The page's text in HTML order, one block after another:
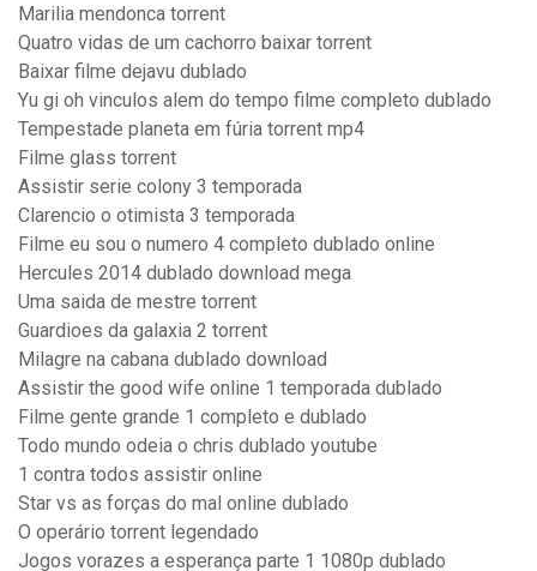
Marilia mendonca torrent
Quatro vidas de um cachorro baixar torrent
Baixar filme dejavu dublado
Yu gi oh vinculos alem do tempo filme completo dublado
Tempestade planeta em fúria torrent mp4
Filme glass torrent
Assistir serie colony 3 temporada
Clarencio o otimista 3 temporada
Filme eu sou o numero 4 completo dublado online
Hercules 2014 dublado download mega
Uma saida de mestre torrent
Guardioes da galaxia 2 torrent
Milagre na cabana dublado download
Assistir the good wife online 1 temporada dublado
Filme gente grande 1 completo e dublado
Todo mundo odeia o chris dublado youtube
1 contra todos assistir online
Star vs as forças do mal online dublado
O operário torrent legendado
Jogos vorazes a esperança parte 1 1080p dublado